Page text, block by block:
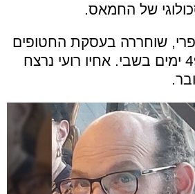
של החמאס.
שוחררה בעסקת החטופים
הראשונה - אחרי 49 ימים בשבי. אחיו רועי נרצח